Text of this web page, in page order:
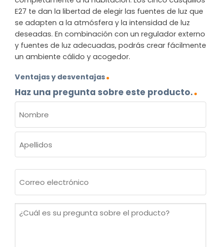
E27 te dan la libertad de elegir las fuentes de luz que
se adapten a la atmósfera y la intensidad de luz
deseadas. En combinación con un regulador externo
y fuentes de luz adecuadas, podrás crear fácilmente
un ambiente cálido y acogedor.
Ventajas y desventajas
Haz una pregunta sobre este producto.
(OBLIGATORIO)
Nombre
electrónico
¿Cuál